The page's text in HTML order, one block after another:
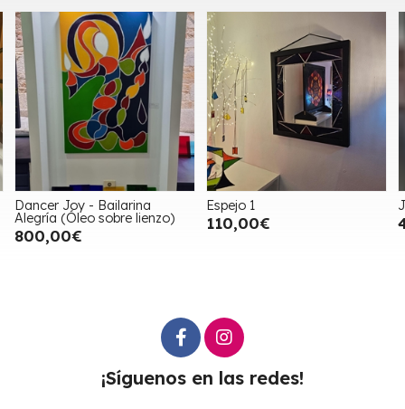
Espejo 1
110,00€
Jarrones - varios
40,00€
¡Síguenos en las redes!